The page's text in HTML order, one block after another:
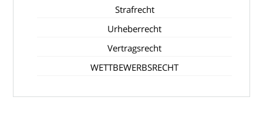
Strafrecht
Urheberrecht
Vertragsrecht
WETTBEWERBSRECHT